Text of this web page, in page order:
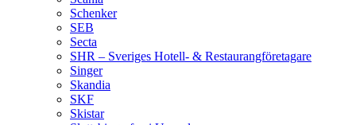
Schenker
SEB
Secta
SHR – Sveriges Hotell- & Restaurangföretagare
Singer
Skandia
SKF
Skistar